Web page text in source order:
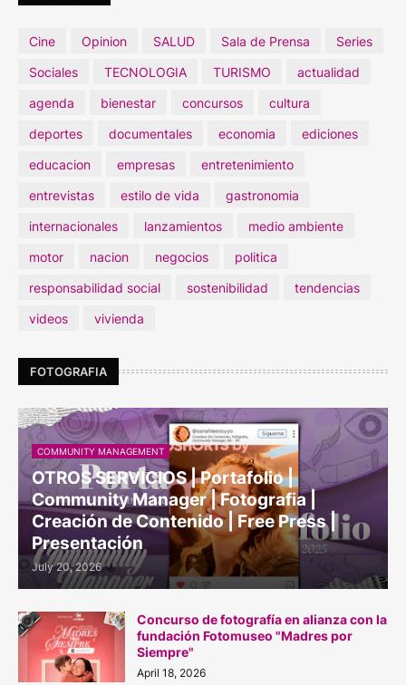
Cine Opinion SALUD Sala de Prensa
Series
Sociales
TECNOLOGIA TURISMO
actualidad
agenda
bienestar concursos
cultura
deportes
documentales economia
ediciones
educacion
empresas
entretenimiento
entrevistas
estilo de vida
gastronomia
internacionales
lanzamientos
medio ambiente
motor
nacion negocios
politica
responsabilidad social
sostenibilidad
tendencias
videos
vivienda
FOTOGRAFIA
COMMUNITY MANAGEMENT
OTROS SERVICIOS | Portafolio |
Community Manager | Fotografia |
Creación de Contenido | Free Press |
Presentación
July 20, 2026
Concurso de fotografía en alianza con la
fundación Fotomuseo "Madres por
Siempre"
April 18, 2026